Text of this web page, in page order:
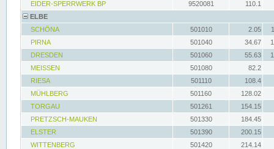
EIDER-SPERRWERK BP
9520081
110.1
ELBE
SCHÖNA
501010 2.05
PIRNA
501040 34.67
DRESDEN
501060 55.63
MEISSEN
501080
82.2
RIESA
501110
108.4
MÜHLBERG
501160
128.02
TORGAU
501261
154.15
PRETZSCH-MAUKEN
501330
184.45
ELSTER
501390
200.15
WITTENBERG
501420
214.14